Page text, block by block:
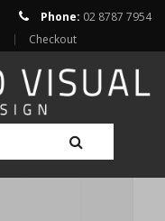
Phone: 02 8787 7954
Checkout